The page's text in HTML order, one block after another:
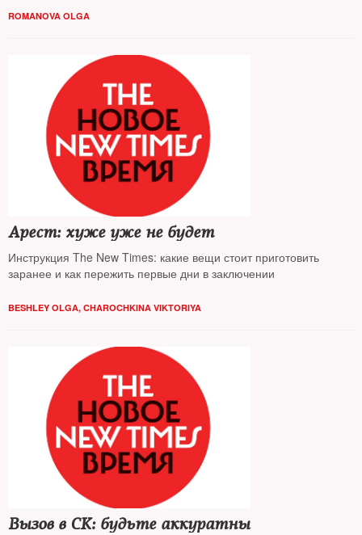
ROMANOVA OLGA
Арест: хуже уже не будет
Инструкция The New Times: какие вещи стоит приготовить
заранее и как пережить первые дни в заключении
BESHLEY OLGA, CHAROCHKINA VIKTORIYA
Вызов в СК: будьте аккуратны